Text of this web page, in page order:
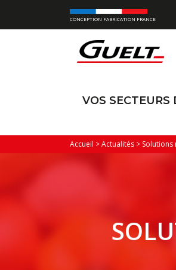
CONCEPTION FABRICATION FRANCE
VOS SECTEURS
Accueil >Actualités > Solutions